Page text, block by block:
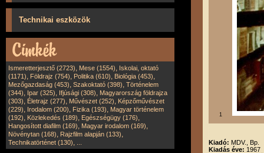
Technikai eszközök
Ismeretterjesztő (2723), Mese (1554), Iskolai, oktató
(1171), Földrajz (754), Politika (610), Biológia (453),
Mezőgazdaság (453), Szakoktató (398), Történelem
(344), Ipar (325), Ifjúsági (308), Magyarország földrajza
(303), Életrajz (277), Művészet (252), Képzőművészet
(229), Irodalom (200), Fizika (193), Magyar történelem
(192), Közlekedés (189), Egészségügy (176),
Hangosított diafilm (169), Magyar irodalom (169),
Növénytan (168), Rajzfilm alapján (133),
Technikatörténet (130),
1
Kiadó: MDV., Bp.
Kiadás éve: 1967